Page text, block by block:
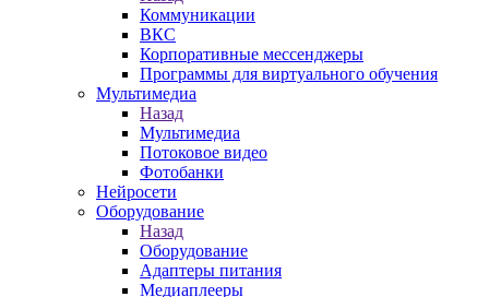
Коммуникации
ВКС
Корпоративные мессенджеры
Программы для виртуального обучения
Мультимедиа
Назад
Мультимедиа
Потоковое видео
Фотобанки
Нейросети
Оборудование
Назад
Оборудование
Адаптеры питания
Медиаплееры